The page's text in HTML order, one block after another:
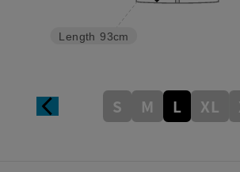
Length 93cm
S M L XL